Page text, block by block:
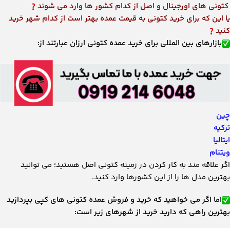
کتونی های اورجینال و اصل از کدام کشور ها وارد می شوند
یا این که برای خرید کتونی به قیمت عمده بهتر است از کدام شهر خرید
کنید
بازارهای بین المللی برای خرید عمده کتونی ارزان عبارتند از:
چین
ترکیه
ایتالیا
ویتنام
اگر علاقه مند به کار کردن در زمینه کتونی اصل هستید؛ می توانید
بهترین مدل ها را از این کشورها وارد کنید.
اما اگر می خواهید که خرید و فروش عمده کتونی های کپی بپردازید
بهترین راهی که دارید خرید از شهرهای زیر است: